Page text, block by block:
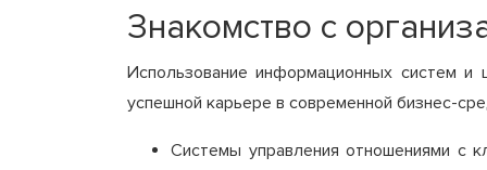
Знакомство с
Использование информационных систем и
успешной карьере в современной бизнес-
Системы управления отношениями с